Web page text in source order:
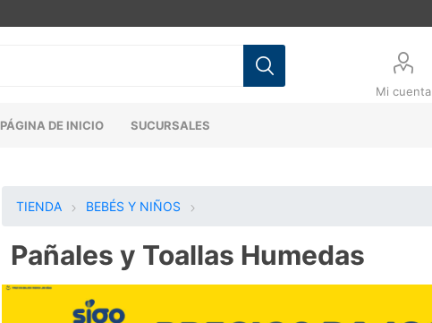
Mi cuenta
PÁGINA DE INICIO SUCURSALES
TIENDA BEBÉS Y NIÑOS
Pañales y Toallas Humedas